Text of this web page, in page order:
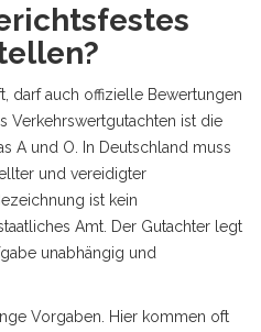
darf auch offizielle Bewertungen
Verkehrswertgutachten ist die
A und O. In Deutschland muss
und vereidigter
ist kein
Amt. Der Gutachter legt
unabhängig und
Vorgaben. Hier kommen oft